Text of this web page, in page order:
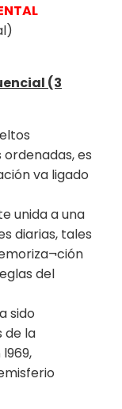
(3
es
va ligado
unida a una
diarias, tales
del
sido
de la